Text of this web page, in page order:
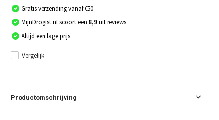
Gratis verzending vanaf €50
MijnDrogist.nl scoort een 8,9uit reviews
Altijd een lage prijs
Vergelijk
Productomschrijving